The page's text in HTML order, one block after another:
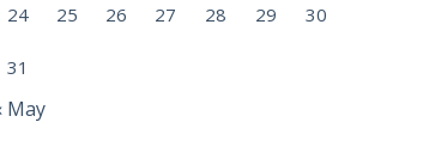
24 25 26 27 28 29 30
31
May